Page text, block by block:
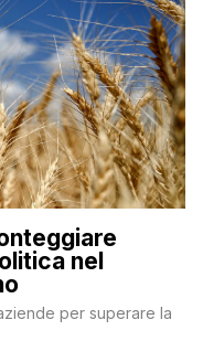
nel
per superare la